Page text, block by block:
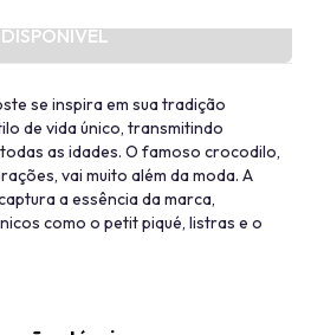
se inspira em sua tradição
de vida único, transmitindo
as idades. O famoso crocodilo,
vai muito além da moda. A
a essência da marca,
como o petit piqué, listras e o